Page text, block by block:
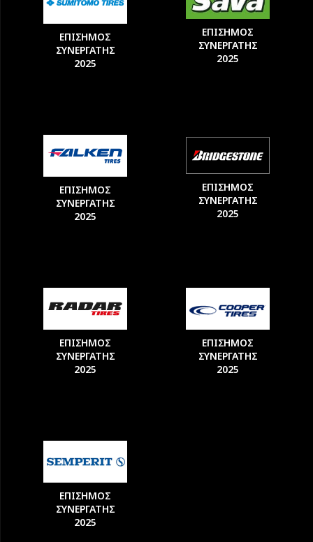
ΕΠΙΣΗΜΟΣ
ΣΥΝΕΡΓΑΤΗΣ
2025
ΕΠΙΣΗΜΟΣ
ΣΥΝΕΡΓΑΤΗΣ
2025
ΕΠΙΣΗΜΟΣ
ΣΥΝΕΡΓΑΤΗΣ
2025
ΕΠΙΣΗΜΟΣ
ΣΥΝΕΡΓΑΤΗΣ
2025
ΕΠΙΣΗΜΟΣ
ΣΥΝΕΡΓΑΤΗΣ
2025
ΕΠΙΣΗΜΟΣ
ΣΥΝΕΡΓΑΤΗΣ
2025
ΕΠΙΣΗΜΟΣ
ΣΥΝΕΡΓΑΤΗΣ
2025